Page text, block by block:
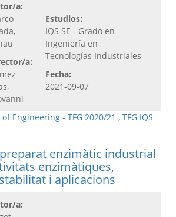
a:
a:
Estudios:
IQS SE - Grado en
Ingeniería en
Tecnologías Industriales
Fecha:
2021-09-07
Engineering - TFG 2020/21 , TFG IQS
enzimàtic industrial
enzimàtiques,
i aplicacions
a: